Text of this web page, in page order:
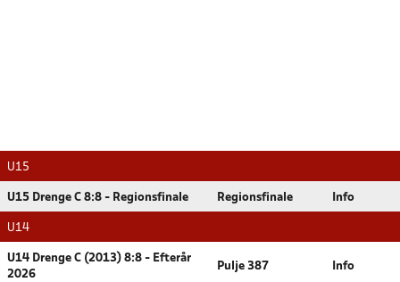
U15
U15 Drenge C 8:8 - Regionsfinale Regionsfinale Info
U14
U14 Drenge C (2013) 8:8 - Efterår
2026
Pulje 387 Info